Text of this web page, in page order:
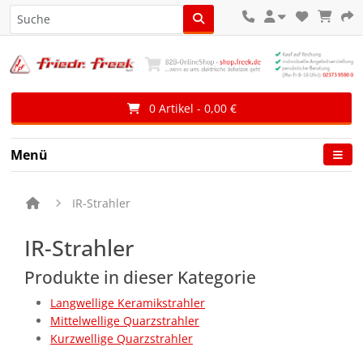
0 Artikel - 0,00 €
Menü
IR-Strahler
IR-Strahler
Produkte in dieser Kategorie
Langwellige Keramikstrahler
Mittelwellige Quarzstrahler
Kurzwellige Quarzstrahler